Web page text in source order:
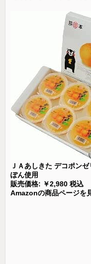
ＪＡあしきた デコポン
ぽん使用
販売価格: ￥2,980 税込
Amazonの商品ページを